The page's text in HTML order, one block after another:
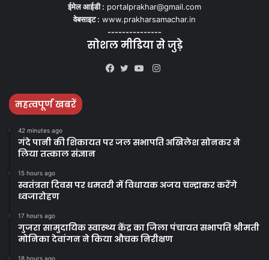
ईमेल आईडी : portalprakhar@gmail.com
वेबसाइट : www.prakharsamachar.in
---------------
सोशल मीडिया से जुड़े
Instagram
महत्वपूर्ण खबरें
42 minutes ago
गंदे पानी की शिकायत पर जल सभापति अखिलेश सोनकर ने
लिया तत्काल संज्ञान
15 hours ago
स्वतंत्रता दिवस पर धमतरी में विधायक अजय चन्द्राकर करेंगे
ध्वजारोहण
17 hours ago
गुजरा सामुदायिक स्वास्थ्य केंद्र का जिला पंचायत सभापति श्रीमती
मोनिका देवांगन ने किया औचक निरीक्षण
18 hours ago